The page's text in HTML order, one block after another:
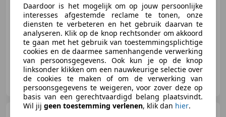
06/2014 137.467 km Benzine 125 kW (170 PK)
Elite Sportauto’s B.V.
NL-4703 RE ROOSENDAAL
Daardoor is het mogelijk om op jouw persoonlijke
interesses afgestemde reclame te tonen, onze
diensten te verbeteren en het gebruik daarvan te
analyseren. Klik op de knop rechtsonder om akkoord
te gaan met het gebruik van toestemmingsplichtige
cookies en de daarmee samenhangende verwerking
van persoonsgegevens. Ook kun je op de knop
linksonder klikken om een nauwkeurige selectie over
de cookies te maken of om de verwerking van
persoonsgegevens te weigeren, voor zover deze op
basis van een gerechtvaardigd belang plaatsvindt.
Wil jij geen toestemming verlenen, klik dan hier.